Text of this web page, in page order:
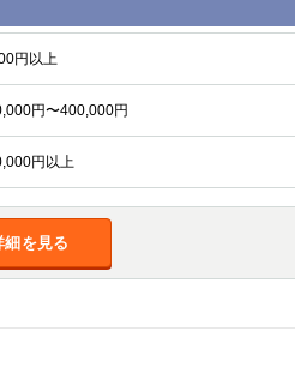
円以上
円〜400,000円
円以上
細を見る